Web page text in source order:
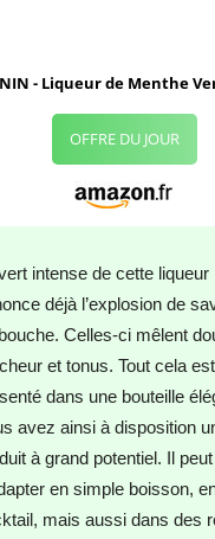
- Liqueur de Menthe
OFFRE DU JOUR
intense de cette liqueur
déjà l’explosion de
Celles-ci mêlent
et tonus. Tout cela est
dans une bouteille
avez ainsi à disposition
à grand potentiel. Il peut
en simple boisson,
mais aussi dans des